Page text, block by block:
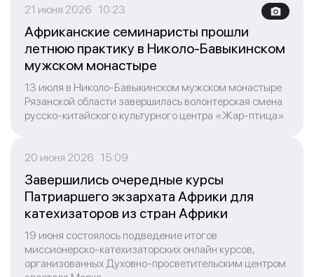
21 июня 2026 10:23
Африканские семинаристы прошли
летнюю практику в Николо-Бавыкинском
мужском монастыре
13 июля в Николо-Бавыкинском мужском монастыре
Рязанской области завершилась волонтерская смена
русско-китайского культурного центра «Жар-птица».
20 июня 2026 15:09
Завершились очередные курсы
Патриаршего экзархата Африки для
катехизаторов из стран Африки
19 июня состоялось подведение итогов
миссионерско-катехизаторских онлайн курсов,
организованных Духовно-просветительским центром